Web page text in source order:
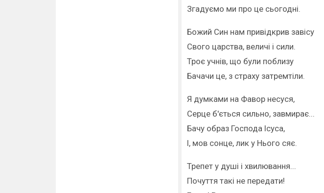
Згадуємо ми про це сьогодні.
Божий Син нам привідкрив завісу
Свого царства, величі і сили.
Троє учнів, що були поблизу
Бачачи це, з страху затремтіли.
Я думками на Фавор несуся,
Серце б'ється сильно, завмирає...
Бачу образ Господа Ісуса,
І, мов сонце, лик у Нього сяє.
Трепет у душі і хвилювання...
Почуття такі не передати!